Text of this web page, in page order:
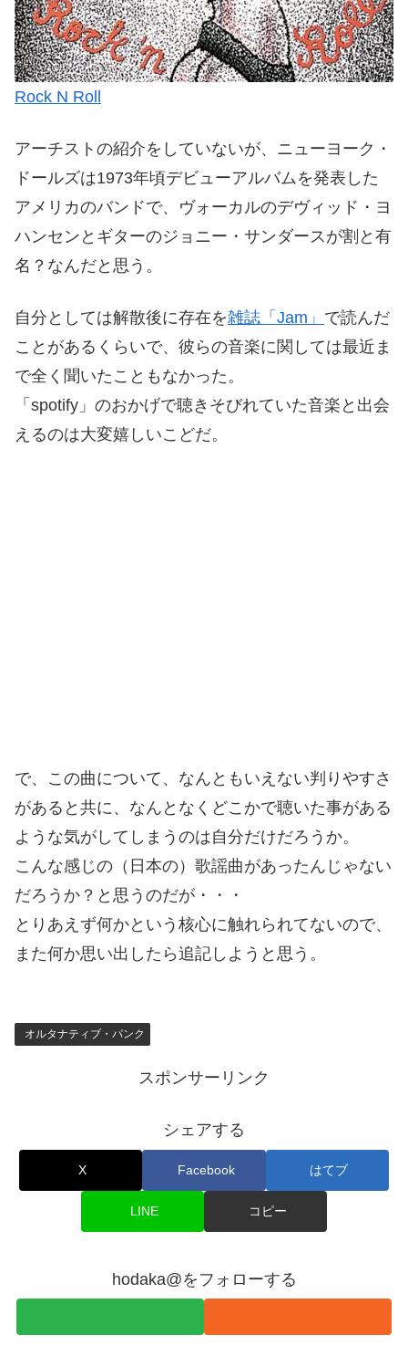
Rock N Roll
アーチストの紹介をしていないが、ニューヨーク・
ドールズは1973年頃デビューアルバムを発表した
アメリカのバンドで、ヴォーカルのデヴィッド・ヨ
ハンセンとギターのジョニー・サンダースが割と有
名？なんだと思う。
自分としては解散後に存在を雑誌「Jam」 で読んだ
ことがあるくらいで、彼らの音楽に関しては最近ま
で全く聞いたこともなかった。
「spotify」のおかげで聴きそびれていた音楽と出会
えるのは大変嬉しいこどだ。
で、この曲について、なんともいえない判りやすさ
があると共に、なんとなくどこかで聴いた事がある
ような気がしてしまうのは自分だけだろうか。
こんな感じの（日本の）歌謡曲があったんじゃない
だろうか？と思うのだが・・・
とりあえず何かという核心に触れられてないので、
また何か思い出したら追記しようと思う。
オルタナティブ・パンク
スポンサーリンク
シェアする
X Facebook はてブ
LINE コピー
hodaka@をフォローする